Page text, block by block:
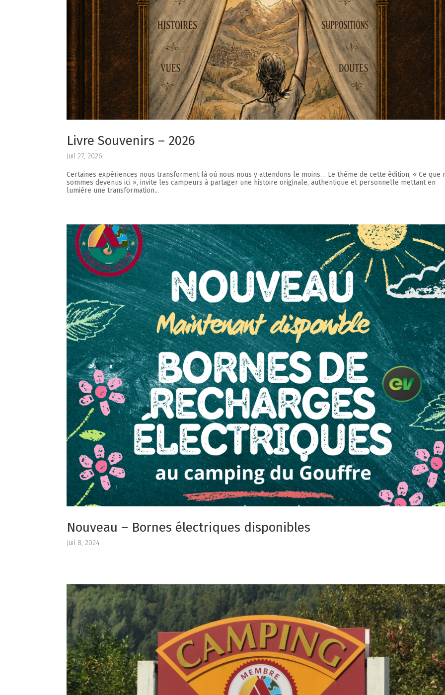
Gaspésie
CAMPING ANNIE
Hautes-
Laurentides
CAMPING LAC‑DU‑CERF
Outaouais
CAMPING UNION
/POURVOIRIE RAINVILLE
Livre Souvenirs – 2026
Juil 27, 2026
​Certaines expériences nous transforment là où nous nous y attendons le moins… Le thème de cette édition, « Ce que
sommes devenus ici », invite les campeurs à partager une histoire originale, authentique et personnelle mettant en
lumière une transformation...
Nouveau – Bornes électriques disponibles
Juil 8, 2024